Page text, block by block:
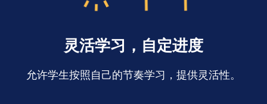
灵活学习，自定进度
允许学生按照自己的节奏学习，提供灵活性。